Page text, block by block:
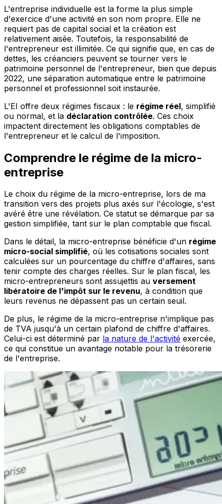
L'entreprise individuelle est la forme la plus simple
d'exercice d'une activité en son nom propre. Elle ne
requiert pas de capital social et la création est
relativement aisée. Toutefois, la responsabilité de
l'entrepreneur est illimitée. Ce qui signifie que, en cas de
dettes, les créanciers peuvent se tourner vers le
patrimoine personnel de l'entrepreneur, bien que depuis
2022, une séparation automatique entre le patrimoine
personnel et professionnel soit instaurée.
L'EI offre deux régimes fiscaux : le régime réel, simplifié
ou normal, et la déclaration contrôlée. Ces choix
impactent directement les obligations comptables de
l'entrepreneur et le calcul de l'imposition.
Comprendre le régime de la micro-
entreprise
Le choix du régime de la micro-entreprise, lors de ma
transition vers des projets plus axés sur l'écologie, s'est
avéré être une révélation. Ce statut se démarque par sa
gestion simplifiée, tant sur le plan comptable que fiscal.
Dans le détail, la micro-entreprise bénéficie d'un régime
micro-social simplifié, où les cotisations sociales sont
calculées sur un pourcentage du chiffre d'affaires, sans
tenir compte des charges réelles. Sur le plan fiscal, les
micro-entrepreneurs sont assujettis au versement
libératoire de l'impôt sur le revenu, à condition que
leurs revenus ne dépassent pas un certain seuil.
De plus, le régime de la micro-entreprise n'implique pas
de TVA jusqu'à un certain plafond de chiffre d'affaires.
Celui-ci est déterminé par la nature de l'activité exercée,
ce qui constitue un avantage notable pour la trésorerie
de l'entreprise.